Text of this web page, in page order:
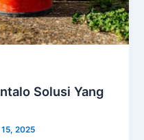
Solusi Yang
2025